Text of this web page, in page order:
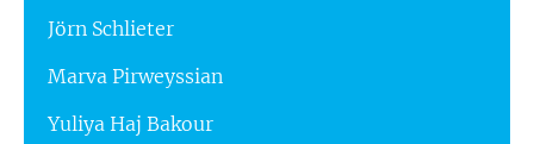
Jörn Schlieter
Marva Pirweyssian
Yuliya Haj Bakour